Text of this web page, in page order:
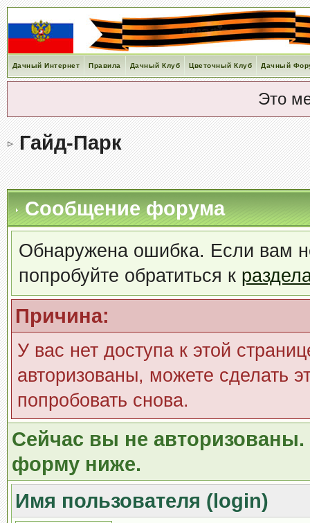
Дачный Интернет Правила Дачный Клуб Цветочный Клуб Дачный
Это
Гайд-Парк
Сообщение форума
Обнаружена ошибка. Если вам
попробуйте обратиться к
Причина:
У вас нет доступа к этой
авторизованы, можете сделать
попробовать снова.
Сейчас вы не авторизованы.
форму ниже.
Имя пользователя (login)